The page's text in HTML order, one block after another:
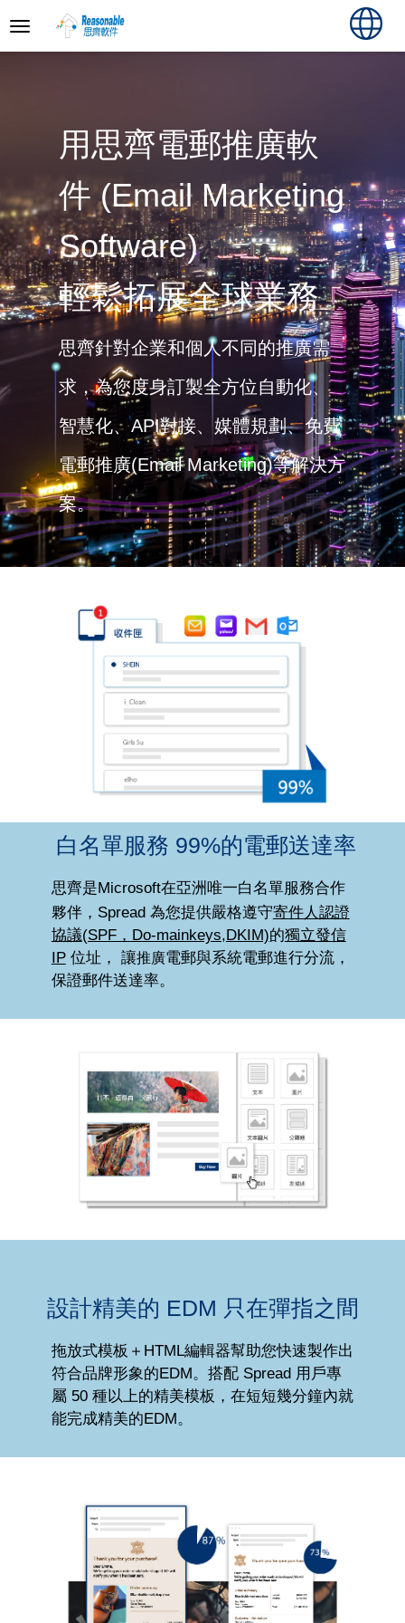
用思齊電郵推廣軟
件 (Email Marketing
Software)
輕鬆拓展全球業務
思齊針對企業和個人不同的推廣需
求，為您度身訂製全方位自動化、
智慧化、API對接、媒體規劃、免費
電郵推廣(Email Marketing)等解決方
案。
白名單服務 99%的電郵送達率
思齊是Microsoft在亞洲唯一白名單服務合作
夥伴， Spread 為您提供嚴格遵守寄件人認證
協議(SPF，Do-mainkeys,DKIM)的獨立發信
IP位址， 讓推廣電郵與系統電郵進行分流，
保證郵件送達率。
設計精美的 EDM 只在彈指之間
拖放式模板＋HTML編輯器幫助您快速製作出
符合品牌形象的EDM。搭配 Spread 用戶專
屬 50 種以上的精美模板，在短短幾分鐘內就
能完成精美的EDM。